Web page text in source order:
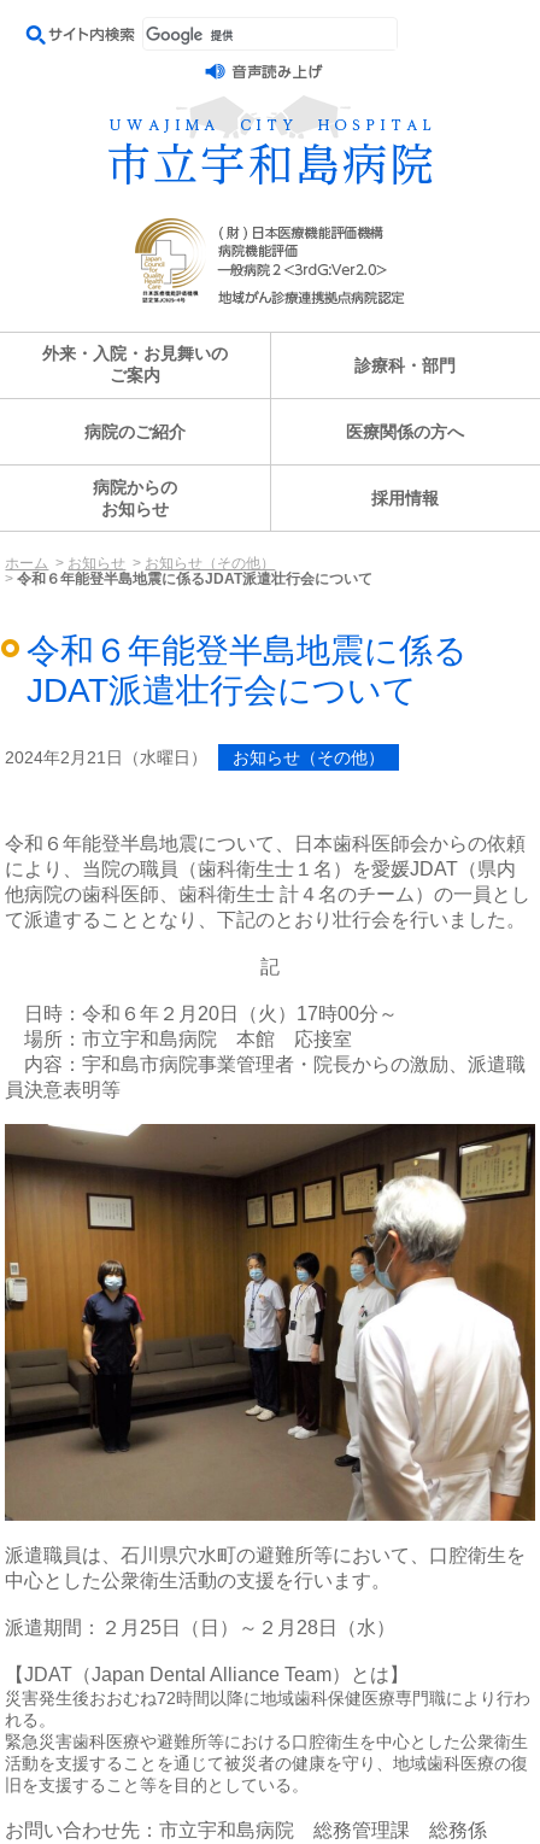
外来・入院・お見舞いの
ご案内
診療科・部門
病院のご紹介 医療関係の方へ
病院からの
お知らせ
採用情報
ホーム お知らせ
お知らせ（その他）
令和６年能登半島地震に係るJDAT派遣壮行会について
令和６年能登半島地震に係る
JDAT派遣壮行会について
2024年2月21日（水曜日） お知らせ（その他）
令和６年能登半島地震について、日本歯科医師会からの依頼
により、当院の職員（歯科衛生士１名）を愛媛JDAT（県内
他病院の歯科医師、歯科衛生士 計４名のチーム）の一員とし
て派遣することとなり、下記のとおり壮行会を行いました。
記
日時：令和６年２月20日（火）17時00分～
場所：市立宇和島病院 本館 応接室
内容：宇和島市病院事業管理者・院長からの激励、派遣職
員決意表明等
派遣職員は、石川県穴水町の避難所等において、口腔衛生を
中心とした公衆衛生活動の支援を行います。
派遣期間：２月25日（日）～２月28日（水）
【JDAT（Japan Dental Alliance Team）とは】
災害発生後おおむね72時間以降に地域歯科保健医療専門職により行わ
れる。
緊急災害歯科医療や避難所等における口腔衛生を中心とした公衆衛生
活動を支援することを通じて被災者の健康を守り、地域歯科医療の復
旧を支援すること等を目的としている。
お問い合わせ先：市立宇和島病院 総務管理課 総務係